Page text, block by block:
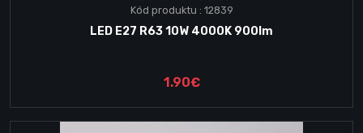
Kód produktu : 12839
LED E27 R63 10W 4000K 900lm
1.90€